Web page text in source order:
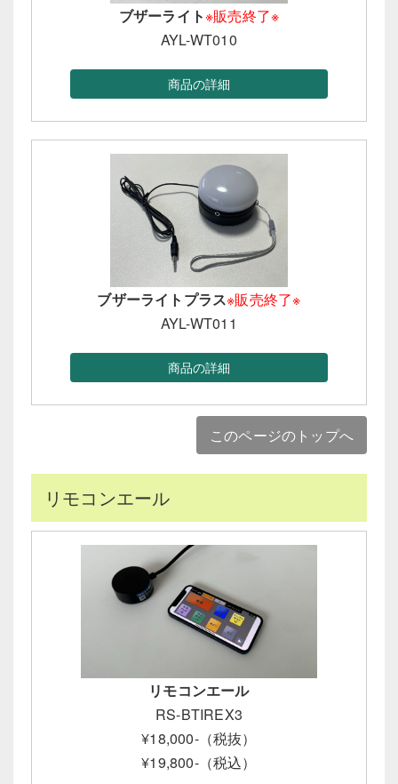
ブザーライト※販売終了※
AYL-WT010
商品の詳細
ブザーライトプラス※販売終了※
AYL-WT011
商品の詳細
このページのトップへ
リモコンエール
リモコンエール
RS-BTIREX3
¥18,000-（税抜）
¥19,800-（税込）